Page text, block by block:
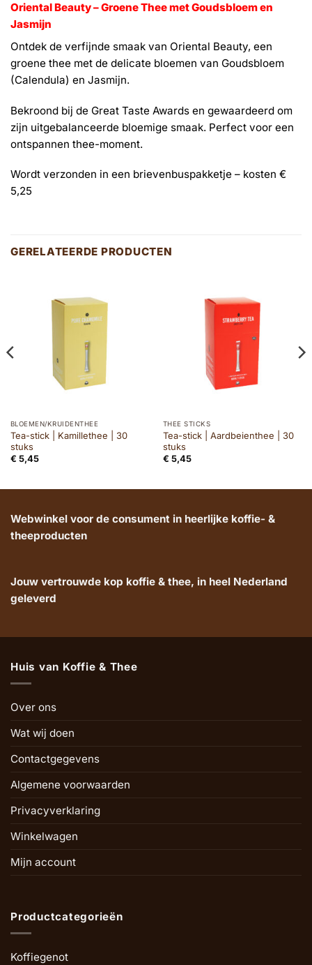
Oriental Beauty – Groene Thee met Goudsbloem en
Jasmijn
Ontdek de verfijnde smaak van Oriental Beauty, een
groene thee met de delicate bloemen van Goudsbloem
(Calendula) en Jasmijn.
Bekroond bij de Great Taste Awards en gewaardeerd om
zijn uitgebalanceerde bloemige smaak. Perfect voor een
ontspannen thee-moment.
Wordt verzonden in een brievenbuspakketje – kosten €
5,25
GERELATEERDE PRODUCTEN
BLOEMEN/KRUIDENTHEE
Tea-stick | Kamillethee | 30
stuks
€ 5,45
THEE STICKS
Tea-stick | Aardbeienthee | 30
stuks
€ 5,45
Webwinkel voor de consument in heerlijke koffie- &
theeproducten
Jouw vertrouwde kop koffie & thee, in heel Nederland
geleverd
Huis van Koffie & Thee
Over ons
Wat wij doen
Contactgegevens
Algemene voorwaarden
Privacyverklaring
Winkelwagen
Mijn account
Productcategorieën
Koffiegenot